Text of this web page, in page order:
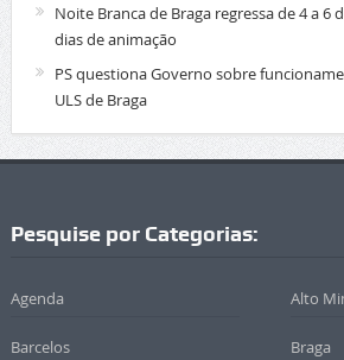
Noite Branca de Braga regressa de 4 a 6
dias de animação
PS questiona Governo sobre
ULS de Braga
Pesquise por Categorias:
Agenda Alto
Barcelos Braga